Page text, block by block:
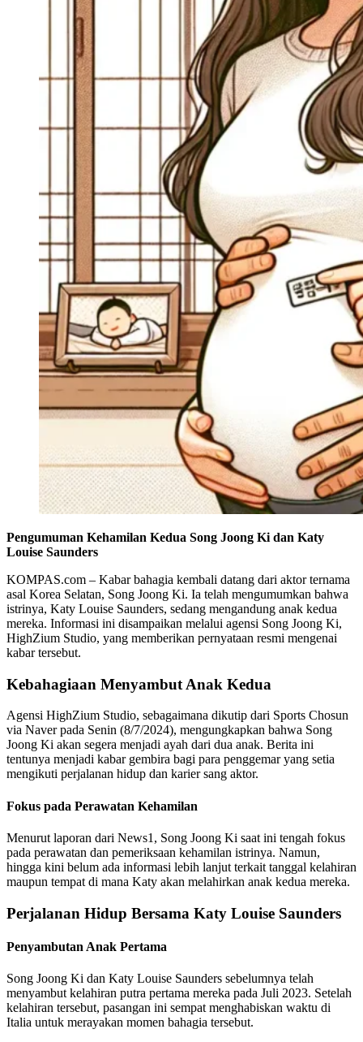
Pengumuman Kehamilan Kedua Song Joong Ki dan Katy
Louise Saunders
KOMPAS.com – Kabar bahagia kembali datang dari aktor ternama
asal Korea Selatan, Song Joong Ki. Ia telah mengumumkan bahwa
istrinya, Katy Louise Saunders, sedang mengandung anak kedua
mereka. Informasi ini disampaikan melalui agensi Song Joong Ki,
HighZium Studio, yang memberikan pernyataan resmi mengenai
kabar tersebut.
Kebahagiaan Menyambut Anak Kedua
Agensi HighZium Studio, sebagaimana dikutip dari Sports Chosun
via Naver pada Senin (8/7/2024), mengungkapkan bahwa Song
Joong Ki akan segera menjadi ayah dari dua anak. Berita ini
tentunya menjadi kabar gembira bagi para penggemar yang setia
mengikuti perjalanan hidup dan karier sang aktor.
Fokus pada Perawatan Kehamilan
Menurut laporan dari News1, Song Joong Ki saat ini tengah fokus
pada perawatan dan pemeriksaan kehamilan istrinya. Namun,
hingga kini belum ada informasi lebih lanjut terkait tanggal kelahiran
maupun tempat di mana Katy akan melahirkan anak kedua mereka.
Perjalanan Hidup Bersama Katy Louise Saunders
Penyambutan Anak Pertama
Song Joong Ki dan Katy Louise Saunders sebelumnya telah
menyambut kelahiran putra pertama mereka pada Juli 2023. Setelah
kelahiran tersebut, pasangan ini sempat menghabiskan waktu di
Italia untuk merayakan momen bahagia tersebut.